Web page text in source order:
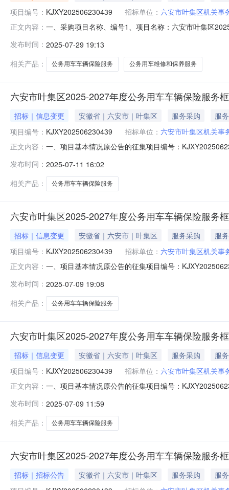
项目编号： KJXY202506230439 招标单位： 六安市叶集区机关事
正文内容： 一、采购项目名称、编号1、项目名称：六安市叶集区
地址及排序1、入围结果：序号标项名称报价中标供应商
报价
发布时间： 2025-07-29 19:13
相关产品：
公务用车车辆保险服务 公务用车维修和保养服务
六安市叶集区2025-2027年度公务用车车辆保险服务
招标｜信息变更 安徽省｜六安市｜叶集区 服务采购
服务
项目编号： KJXY202506230439 招标单位： 六安市叶集区机关事
正文内容： 一、项目基本情况原公告的征集项目编号：
种规定（一）投保险种1、交强险：按照保险监督管理机
（1）
发布时间： 2025-07-11 16:02
相关产品：
公务用车车辆保险服务
六安市叶集区2025-2027年度公务用车车辆保险服务
招标｜信息变更 安徽省｜六安市｜叶集区 服务采购
服务
项目编号： KJXY202506230439 招标单位： 六安市叶集区机关事
正文内容： 一、项目基本情况原公告的征集项目编号：
=交强险保费+（车损险+第三者责任险+车上人员险基准
发布时间： 2025-07-09 19:08
相关产品：
公务用车车辆保险服务
六安市叶集区2025-2027年度公务用车车辆保险服务
招标｜信息变更 安徽省｜六安市｜叶集区 服务采购
服务
项目编号： KJXY202506230439 招标单位： 六安市叶集区机关事
正文内容： 一、项目基本情况原公告的征集项目编号：
求“车辆保费=交强险保费+（车损险+车上人员险基准保
发布时间： 2025-07-09 11:59
相关产品：
公务用车车辆保险服务
六安市叶集区2025-2027年度公务用车车辆保险服务
招标｜招标公告 安徽省｜六安市｜叶集区 服务采购
服务